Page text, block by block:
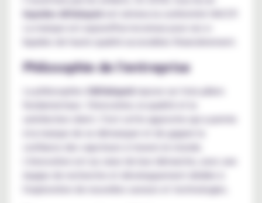
liquides Alfaliquid
liquides de haute qualité accessibles financièrement.
Philosophie de l'entreprise
La philosophie d'Alfaliquidrepose sur trois piliers
satisfaction client. C'est cette approche qui a permis
à la marque de se démarquer et de gagner la
confiance des vapoteurs à travers le monde.
L'innovation est au cœur de leur démarche, avec une
équipe de recherche et développement dédiée à
l'exploration de nouvelles saveurs et technologies.